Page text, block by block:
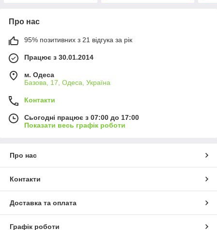
Про нас
95% позитивних з 21 відгука за рік
Працює з 30.01.2014
м. Одеса
Базова, 17, Одеса, Україна
Контакти
Сьогодні працює з 07:00 до 17:00
Показати весь графік роботи
Про нас
Контакти
Доставка та оплата
Графік роботи